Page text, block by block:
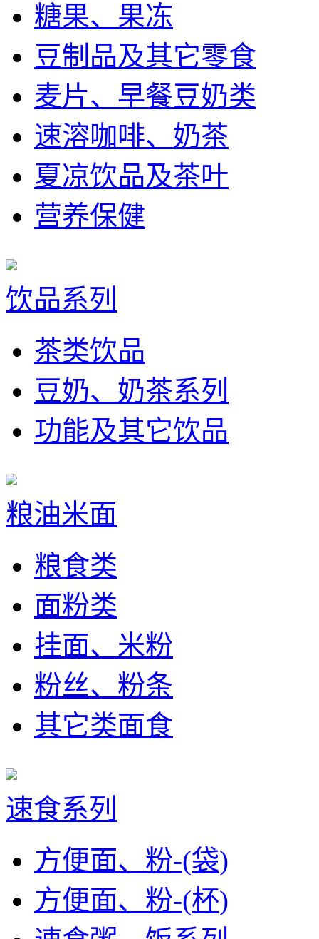
糖果、果冻
豆制品及其它零食
麦片、早餐豆奶类
速溶咖啡、奶茶
夏凉饮品及茶叶
营养保健
饮品系列
茶类饮品
豆奶、奶茶系列
功能及其它饮品
粮油米面
粮食类
面粉类
挂面、米粉
粉丝、粉条
其它类面食
速食系列
方便面、粉-(袋)
方便面、粉-(杯)